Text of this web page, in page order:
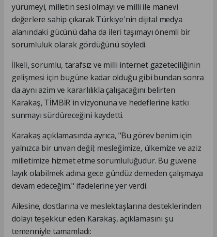
yürümeyi, milletin sesi olmayı ve milli ile manevi
değerlere sahip çıkarak Türkiye'nin dijital medya
alanındaki gücünü daha da ileri taşımayı önemli bir
sorumluluk olarak gördüğünü söyledi.
İlkeli, sorumlu, tarafsız ve milli internet gazeteciliğinin
gelişmesi için bugüne kadar olduğu gibi bundan sonra
da aynı azim ve kararlılıkla çalışacağını belirten
Karakaş, TİMBİR'in vizyonuna ve hedeflerine katkı
sunmayı sürdüreceğini kaydetti.
Karakaş açıklamasında ayrıca, "Bu görev benim için
yalnızca bir unvan değil; mesleğimize, ülkemize ve aziz
milletimize hizmet etme sorumluluğudur. Bu güvene
layık olabilmek adına gece gündüz demeden çalışmaya
devam edeceğim." ifadelerine yer verdi.
Ailesine, dostlarına ve meslektaşlarına desteklerinden
dolayı teşekkür eden Karakaş, açıklamasını şu
temenniyle tamamladı: